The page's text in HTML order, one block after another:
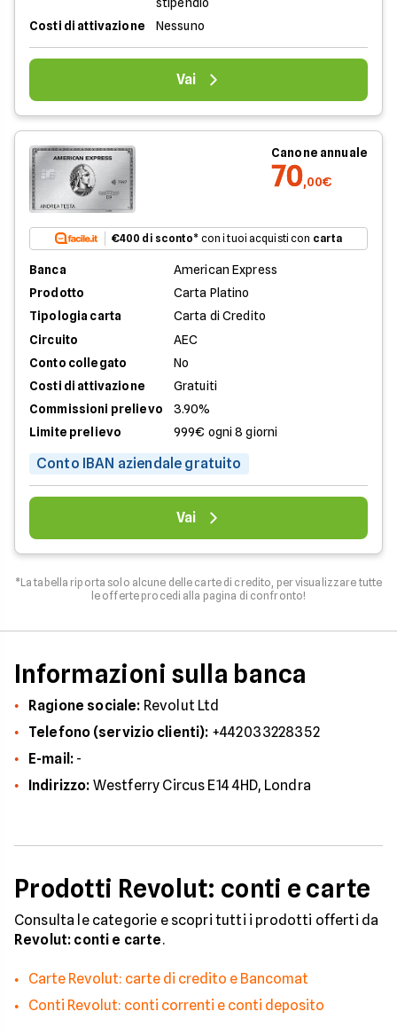
stipendio
Costi di attivazione
Nessuno
Vai
Canone annuale
70,00€
€400 di sconto* con i tuoi acquisti con carta
Banca
American Express
Prodotto
Carta Platino
Tipologia carta
Carta di Credito
Circuito
AEC
Conto collegato
No
Costi di attivazione
Gratuiti
Commissioni prelievo
3.90%
Limite prelievo
999€ ogni 8 giorni
Conto IBAN aziendale gratuito
Vai
*La tabella riporta solo alcune delle carte di credito, per visualizzare tutte
le offerte procedi alla pagina di confronto!
Informazioni sulla banca
Ragione sociale: Revolut Ltd
Telefono (servizio clienti): +442033228352
E-mail: -
Indirizzo: Westferry Circus E14 4HD, Londra
Prodotti Revolut: conti e carte
Consulta le categorie e scopri tutti i prodotti offerti da
Revolut: conti e carte.
Carte Revolut: carte di credito e Bancomat
Conti Revolut: conti correnti e conti deposito